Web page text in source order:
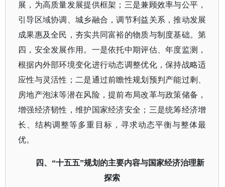
展，为高质量发展提供框架；三是兼顾效率与公平，
引导区域协调、城乡融合，调节利益关系，推动发展
成果惠及全民，夯实共同富裕的物质与制度基础。第
四，安全发展作用。一是依托中期评估、年度监测，
根据内外部环境变化进行动态调整优化，保持战略适
应性与灵活性；二是通过前瞻性规划预判产能过剩、
房地产泡沫等潜在风险，提前布局改革与政策储备，
增强经济韧性，维护国家经济安全；三是统筹经济增
长、结构调整等多重目标，寻求动态平衡与整体最
优。
四、“十五五”规划的主要内容与国家经济治理新
探索